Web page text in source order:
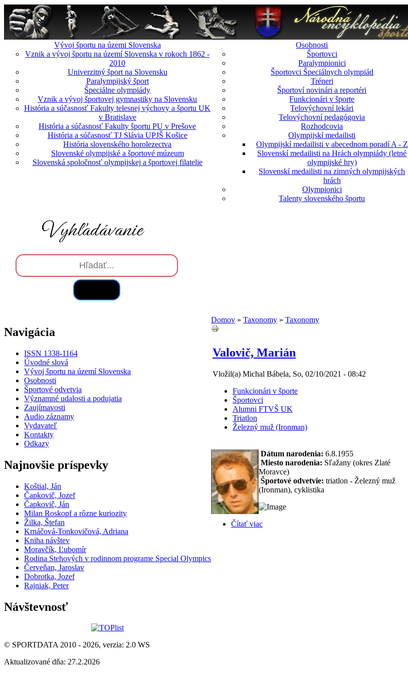
Vývoj športu na územi Slovenska
Vznik a vývoj športu na území Slovenska v rokoch 1862 -
2010
Univerzitný šport na Slovensku
Paralympijský šport
Špeciálne olympiády
Vznik a vývoj športovej gymnastiky na Slovensku
História a súčasnosť Fakulty telesnej výchovy a športu UK
v Bratislave
História a súčasnosť Fakulty športu PU v Prešove
História a súčasnosť TJ Slávia UPJŠ Košice
História slovenského horolezectva
Slovenské olympijské a športové múzeum
Slovenská spoločnosť olympijskej a športovej filatelie
Osobnosti
Športovci
Paralympionici
Športovci Špeciálnych olympiád
Tréneri
Športoví novinári a reportéri
Funkcionári v športe
Telovýchovní lekári
Telovýchovní pedagógovia
Rozhodcovia
Olympijskí medailisti
Olympijskí medailisti v abecednom poradí A - Z
Slovenskí medailisti na Hrách olympiády (letné
olympijské hry)
Slovenskí medailisti na zimných olympijských
hrách
Olympionici
Talenty slovenského športu
Navigácia
ISSN 1338-1164
Úvodné slová
Vývoj športu na území Slovenska
Osobnosti
Športové odvetvia
Významné udalosti a podujatia
Zaujímavosti
Audio záznamy
Vydavateľ
Kontakty
Odkazy
Najnovšie príspevky
Koštial, Ján
Čapkovič, Jozef
Čapkovič, Ján
Milan Roskopf a rôzne kuriozity
Žilka, Štefan
Krnáčová-Tonkovičová, Adriana
Kniha návštev
Moravčík, Ľubomír
Rodina Stehových v rodinnom programe Special Olympics
Červeňan, Jaroslav
Dobrotka, Jozef
Rajniak, Peter
Návštevnosť
Domov » Taxonomy » Taxonomy
Valovič, Marián
Vložil(a) Michal Bábela, So, 02/10/2021 - 08:42
Funkcionári v športe
Športovci
Alumni FTVŠ UK
Triatlon
Železný muž (Ironman)
Dátum narodenia: 6.8.1955
Miesto narodenia: Sľažany (okres Zlaté
Moravce)
Športové odvetvie: triatlon - Železný muž
(Ironman), cyklistika
Čítať viac
© SPORTDATA 2010 - 2026, verzia: 2.0 WS
Aktualizované dňa: 27.2.2026